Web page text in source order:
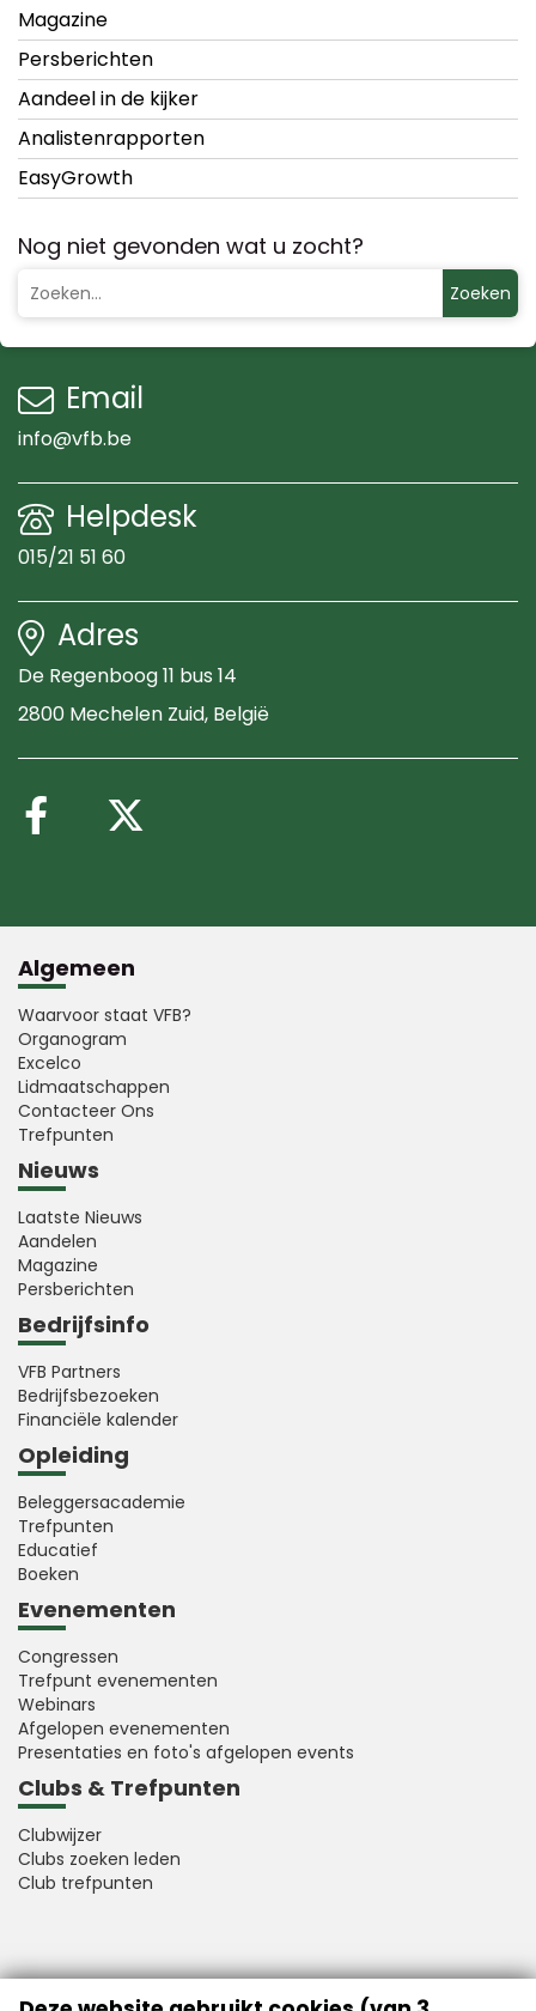
Magazine
Persberichten
Aandeel in de kijker
Analistenrapporten
EasyGrowth
Nog niet gevonden wat u zocht?
Zoeken
Email
info@vfb.be
Helpdesk
015/21 51 60
Adres
De Regenboog 11 bus 14
2800 Mechelen Zuid, België
Volg ons op Facebook
Algemeen
Waarvoor staat VFB?
Organogram
Excelco
Lidmaatschappen
Contacteer Ons
Trefpunten
Nieuws
Laatste Nieuws
Aandelen
Magazine
Persberichten
Bedrijfsinfo
VFB Partners
Bedrijfsbezoeken
Financiële kalender
Opleiding
Beleggersacademie
Trefpunten
Educatief
Boeken
Evenementen
Congressen
Trefpunt evenementen
Webinars
Afgelopen evenementen
Presentaties en foto's afgelopen events
Clubs & Trefpunten
Clubwijzer
Clubs zoeken leden
Club trefpunten